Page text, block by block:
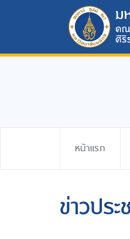
หน้าแรก
ข่าวปร